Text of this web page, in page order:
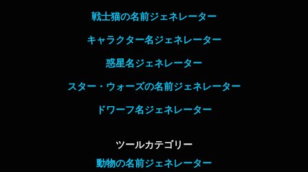
戦士猫の名前ジェネレーター
キャラクター名ジェネレーター
惑星名ジェネレーター
スター・ウォーズの名前ジェネレーター
ドワーフ名ジェネレーター
ツールカテゴリー
動物の名前ジェネレーター